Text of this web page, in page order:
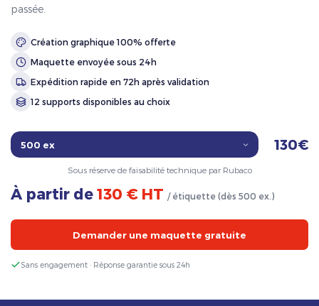
passée.
Création graphique 100% offerte
Maquette envoyée sous 24h
Expédition rapide en 72h après validation
12 supports disponibles au choix
130€
Sous réserve de faisabilité technique par Rubaco
À partir de 130 € HT / étiquette (dès 500 ex.)
Demander une maquette gratuite
Sans engagement · Réponse garantie sous 24h